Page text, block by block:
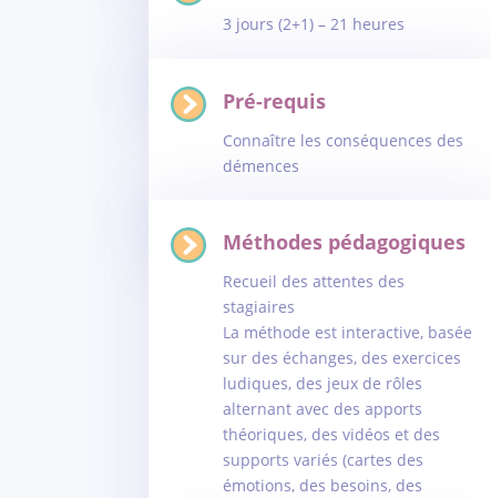
3 jours (2+1) – 21 heures
Pré-requis
Connaître les conséquences des
démences
Méthodes pédagogiques
Recueil des attentes des
stagiaires
La méthode est interactive, basée
sur des échanges, des exercices
ludiques, des jeux de rôles
alternant avec des apports
théoriques, des vidéos et des
supports variés (cartes des
émotions, des besoins, des